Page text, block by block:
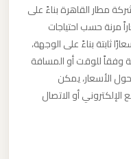
مطار القاهرة بناءً على
مرنة حسب احتياجات
ثابتة بناءً على الوجهة،
وفقاً للوقت أو المسافة
الأسعار، يمكن
أو الاتصال